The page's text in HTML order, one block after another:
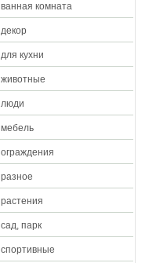
ванная комната
декор
для кухни
животные
люди
мебель
ограждения
разное
растения
сад, парк
спортивные